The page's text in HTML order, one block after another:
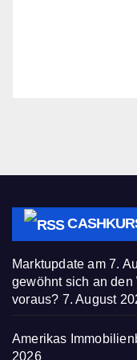
Marktupdate am 7.
gewöhnt sich an
voraus? 7. August
Amerikas
2026